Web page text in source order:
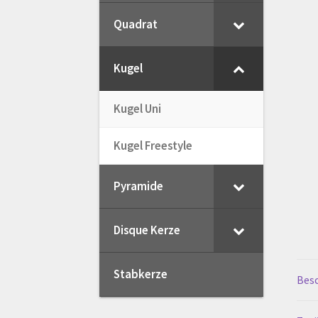
My Account Registration
Quadrat
Kugel
Kugel Uni
Kugel Freestyle
Pyramide
Disque Kerze
Stabkerze